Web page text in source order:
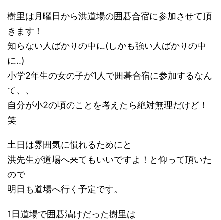
樹里は月曜日から洪道場の囲碁合宿に参加させて頂
きます！
知らない人ばかりの中に(しかも強い人ばかりの中
に‥)
小学2年生の女の子が1人で囲碁合宿に参加するなん
て、、
自分が小2の頃のことを考えたら絶対無理だけど！
笑
土日は雰囲気に慣れるためにと
洪先生が道場へ来てもいいですよ！と仰って頂いた
ので
明日も道場へ行く予定です。
1日道場で囲碁漬けだった樹里は